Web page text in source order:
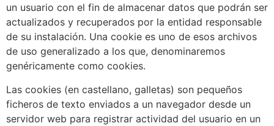
un usuario con el fin de almacenar datos que podrán ser
actualizados y recuperados por la entidad responsable
de su instalación. Una cookie es uno de esos archivos
de uso generalizado a los que, denominaremos
genéricamente como cookies.
Las cookies (en castellano, galletas) son pequeños
ficheros de texto enviados a un navegador desde un
servidor web para registrar actividad del usuario en un